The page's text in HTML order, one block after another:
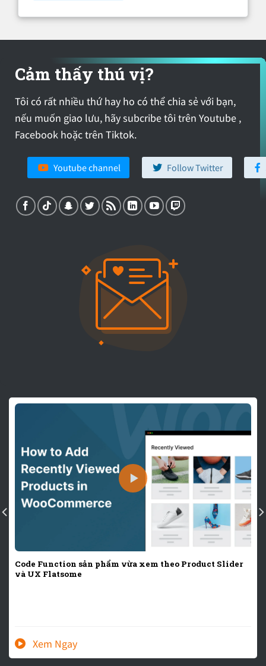
Cảm thấy thú vị?
Tôi có rất nhiều thứ hay ho có thể chia sẻ với bạn,
nếu muốn giao lưu, hãy subcribe tôi trên Youtube ,
Facebook hoặc trên Tiktok.
Youtube channel Follow Twitter
Code Function sản phẩm vừa xem theo Product Slider
và UX Flatsome